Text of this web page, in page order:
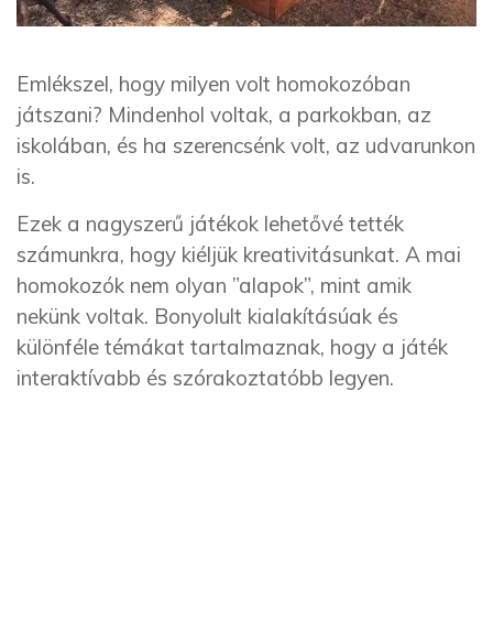
Emlékszel, hogy milyen volt homokozóban
játszani? Mindenhol voltak, a parkokban, az
iskolában, és ha szerencsénk volt, az udvarunkon
is.
Ezek a nagyszerű játékok lehetővé tették
számunkra, hogy kiéljük kreativitásunkat. A mai
homokozók nem olyan ”alapok”, mint amik
nekünk voltak. Bonyolult kialakításúak és
különféle témákat tartalmaznak, hogy a játék
interaktívabb és szórakoztatóbb legyen.